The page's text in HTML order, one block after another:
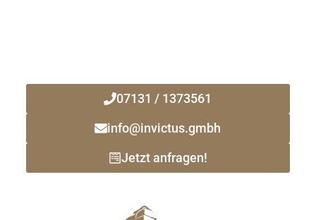
07131 / 1373561
info@invictus.gmbh
Jetzt anfragen!